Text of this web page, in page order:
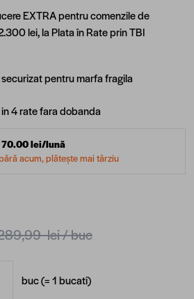
EXTRA pentru comenzile de
lei, la Plata în Rate prin TBI
pentru marfa fragila
4 rate fara dobanda
70.00lei/lună
acum, plătește mai târziu
lei/ buc
buc (=1bucati)